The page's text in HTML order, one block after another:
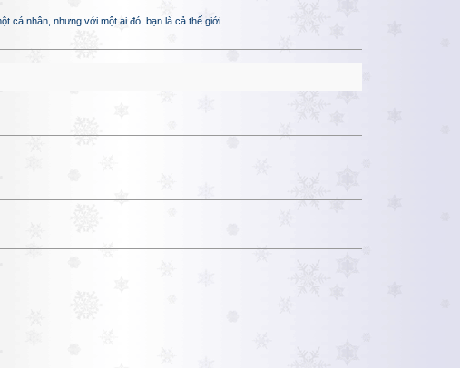
cá nhân, nhưng với một ai đó, bạn là cả thế giới.